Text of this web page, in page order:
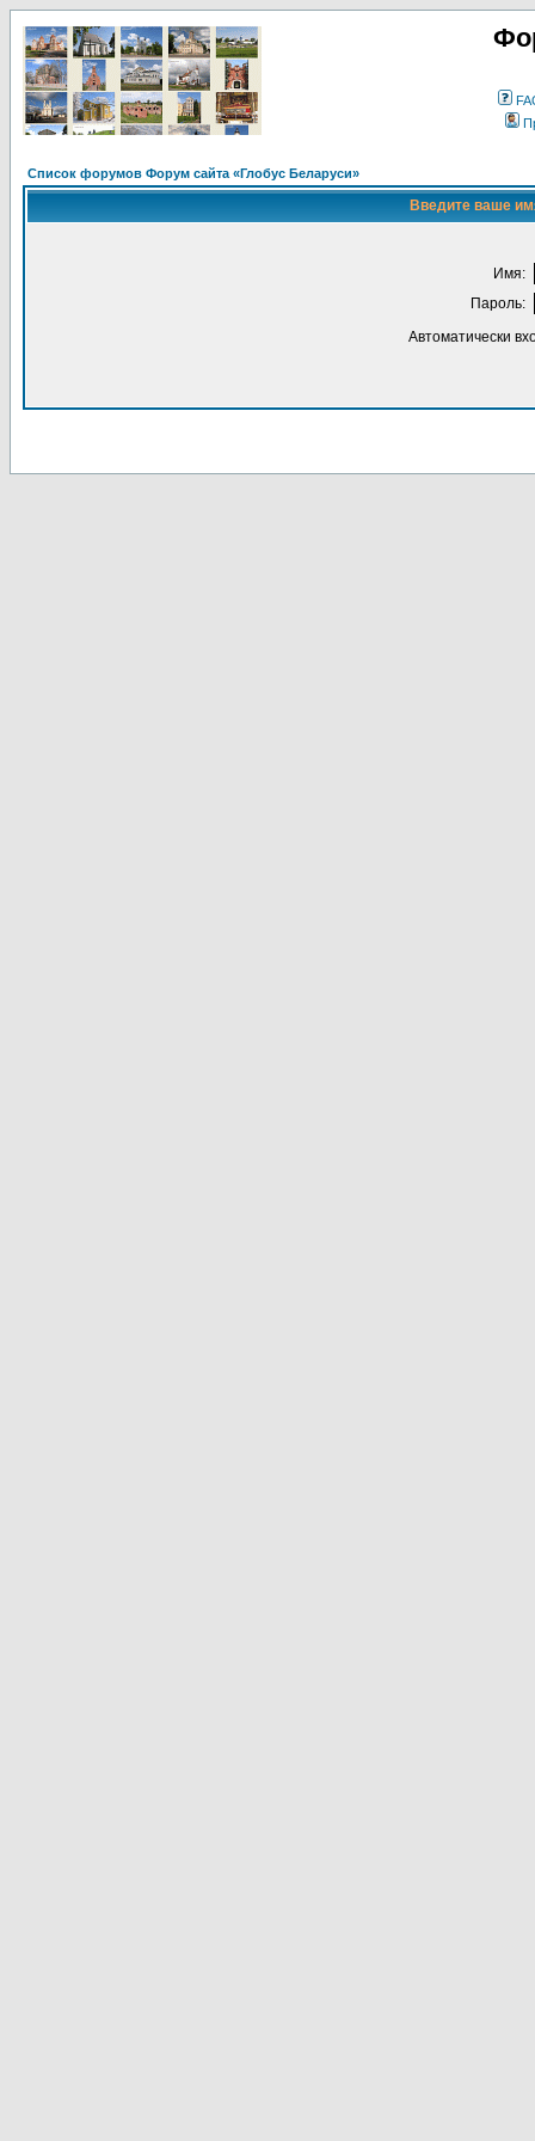
Список форумов Форум сайта «Глобус Беларуси»
Введите ваше
Имя:
Пароль:
Автоматически